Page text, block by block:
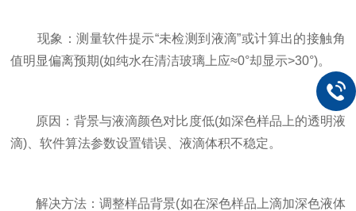
​​现象​​：测量软件提示“未检测到液滴”或计算出的接触角
值明显偏离预期(如纯水在清洁玻璃上应≈0°却显示>30°)。
​​原因​​：背景与液滴颜色对比度低(如深色样品上的透明液
滴)、软件算法参数设置错误、液滴体积不稳定。
​​解决方法​​：调整样品背景(如在深色样品上滴加深色液体